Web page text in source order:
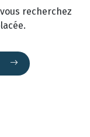
recherchez